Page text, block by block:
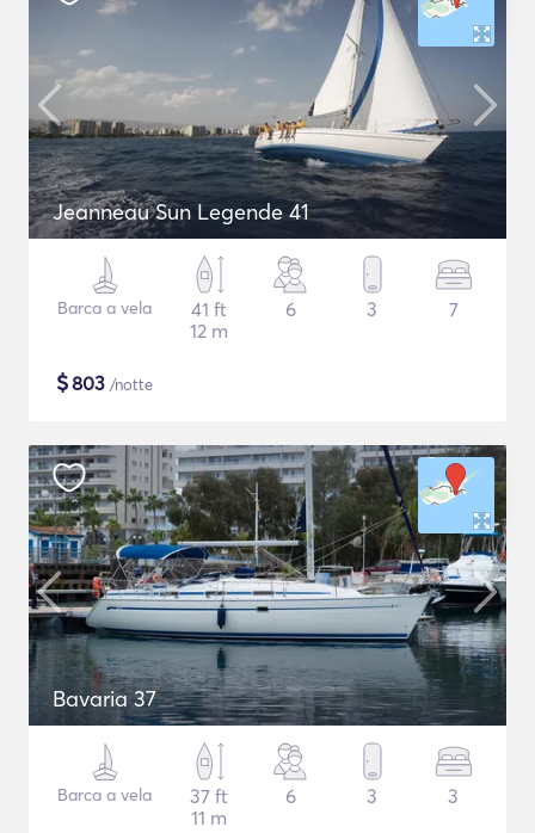
Jeanneau Sun Legende 41
Barca a vela
41 ft
12 m
6 3 7
$803 /notte
Bavaria 37
Barca a vela
37 ft
11 m
6 3 3